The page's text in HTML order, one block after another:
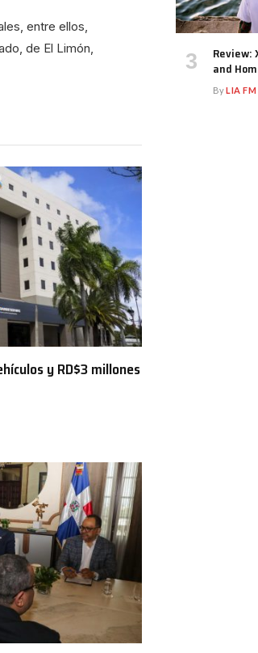
entre ellos,
de El Limón,
y RD$3 millones
Review:
and
ByLIA FM